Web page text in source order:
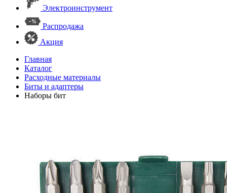
Электроинструмент
Распродажа
Акция
Главная
Каталог
Расходные материалы
Биты и адаптеры
Наборы бит